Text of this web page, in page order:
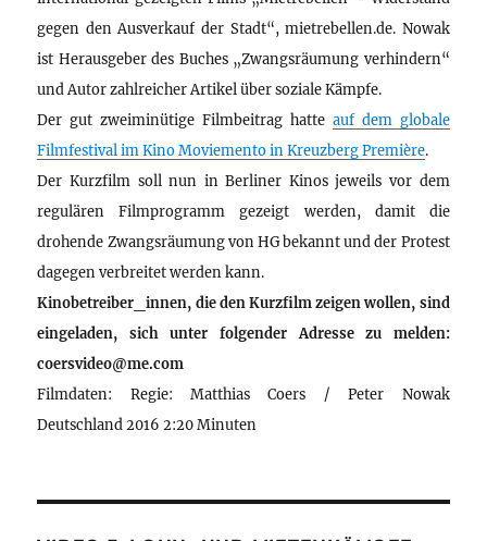
gegen den Ausverkauf der Stadt“, mietrebellen.de. Nowak
ist Herausgeber des Buches „Zwangsräumung verhindern“
und Autor zahlreicher Artikel über soziale Kämpfe.
Der gut zweiminütige Filmbeitrag hatte auf dem globale
Filmfestival im Kino Moviemento in Kreuzberg Première.
Der Kurzfilm soll nun in Berliner Kinos jeweils vor dem
regulären Filmprogramm gezeigt werden, damit die
drohende Zwangsräumung von HG bekannt und der Protest
dagegen verbreitet werden kann.
Kinobetreiber_innen, die den Kurzfilm zeigen wollen, sind
eingeladen, sich unter folgender Adresse zu melden:
coersvideo@me.com
Filmdaten: Regie: Matthias Coers / Peter Nowak
Deutschland 2016 2:20 Minuten